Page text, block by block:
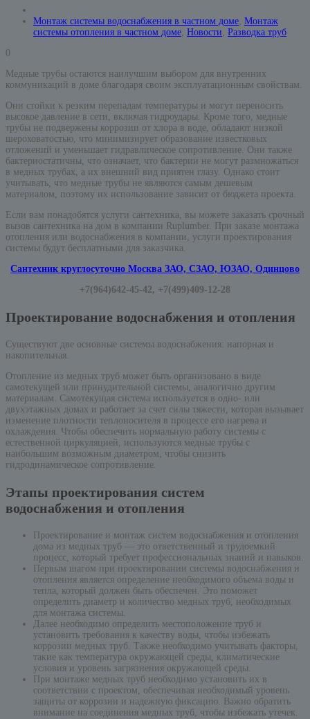
Монтаж системы водоснабжения в частном доме, Монтаж
системы отопления в частном доме, Новости, Разводка труб
0
Медные трубы остаются наилучшим выбором для внутренних
коммуникаций в доме благодаря своим эксплуатационным свойствам.
Они стойки к резким перепадам температуры и могут переносить
высокое давление в сети, включая гидроудары. Кроме того, медные
трубы не подвержены коррозии от хлора в воде, обладают низкой
шероховатостью, что минимизирует образование известковых
отложений и уменьшает гидравлическое сопротивление. Они также
бактериостатичны, что означает, что бактерии не могут размножаться
в медных трубах, а их внешний вид приятен глазу. Однако стоит
учитывать, что медные трубы не являются самым дешевым
материалом, поэтому их использование зависит от бюджета проекта.
Если вам понадобятся услуги сантехника, вы можете заказать срочный
вызов сантехника на дом в компании Ruplumber. При заказе монтажа
отопления или водоснабжения в компании, услуги проектирования
системы будут бесплатными для заказчика.
Сантехник круглосуточно Москва ЗАО, СЗАО, ЮЗАО, Одинцово
+7(964)642-45-42, +7(499)409-12-28
Проектирование водоснабжения и отопления
Существуют две основные системы водоснабжения: напорная и
накопительная.
Отопление из медных труб может быть организовано в виде
самотекущей или принудительной системы, аналогично другим
материалам. Самотекущая система используется в одно- или
двухэтажных домах и работает за счет силы тяжести, которая вызывает
изменение плотности теплоносителя в процессе его нагрева и
охлаждения. Чтобы обеспечить нормальную работу системы с
естественной циркуляцией, используются медные трубы с
наибольшим возможным диаметром, чтобы снизить
гидродинамическое сопротивление.
Этапы проектирования систем
водоснабжения и отопления
Проектирование и монтаж систем водоснабжения и отопления
дома из медных труб — это ответственный и трудоемкий
процесс, который требует профессиональных знаний и навыков.
Первым шагом при проектировании системы водоснабжения и
отопления является определение необходимого объема воды и
тепла, который должен быть обеспечен. Это поможет
определить диаметр и количество медных труб, необходимых
для монтажа системы.
Далее необходимо определить местоположение труб и
установить требования к качеству воды, чтобы избежать
коррозии медных труб. Также необходимо учитывать факторы,
такие как температура окружающей среды, климатические
условия и уровень загрязнения окружающей среды.
При монтаже медных труб необходимо установить их в
соответствии с проектом, обеспечивая необходимый уровень
защиты от коррозии и надежную фиксацию. Важно обратить
внимание на соединения медных труб, чтобы избежать утечек.